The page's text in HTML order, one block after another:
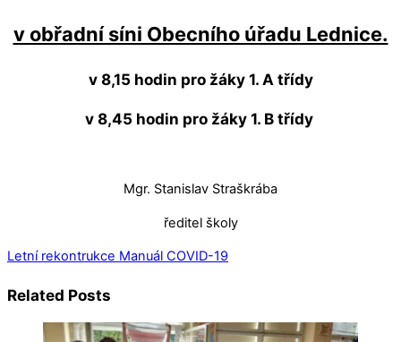
v obřadní síni Obecního úřadu Lednice.
v 8,15 hodin pro žáky 1. A třídy
v 8,45 hodin pro žáky 1. B třídy
Mgr. Stanislav Straškrába
ředitel školy
Letní rekontrukce Manuál COVID-19
Related Posts